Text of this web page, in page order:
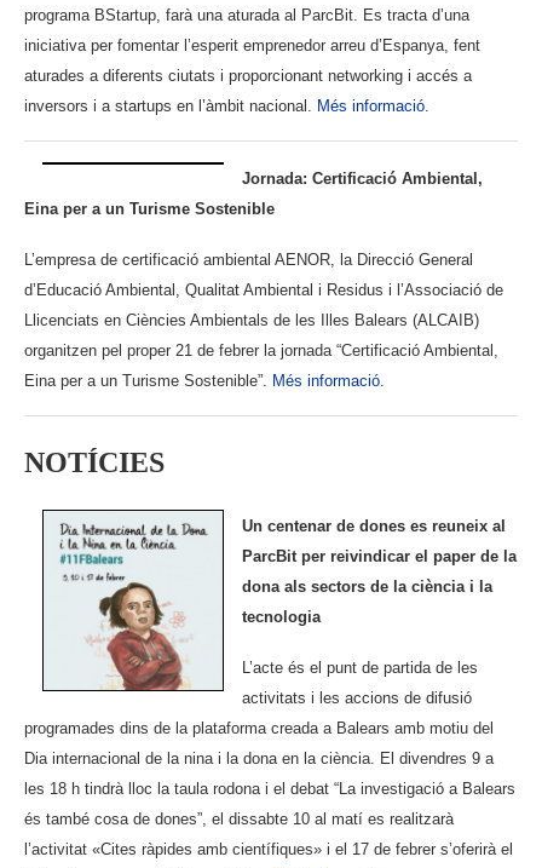
programa BStartup, farà una aturada al ParcBit. Es tracta d’una
iniciativa per fomentar l’esperit emprenedor arreu d’Espanya, fent
aturades a diferents ciutats i proporcionant networking i accés a
inversors i a startups en l’àmbit nacional. Més informació.
Jornada: Certificació Ambiental,
Eina per a un Turisme Sostenible
L’empresa de certificació ambiental AENOR, la Direcció General
d’Educació Ambiental, Qualitat Ambiental i Residus i l’Associació de
Llicenciats en Ciències Ambientals de les Illes Balears (ALCAIB)
organitzen pel proper 21 de febrer la jornada “Certificació Ambiental,
Eina per a un Turisme Sostenible”. Més informació.
NOTÍCIES
Un centenar de dones es reuneix al
ParcBit per reivindicar el paper de la
dona als sectors de la ciència i la
tecnologia
L’acte és el punt de partida de les
activitats i les accions de difusió
programades dins de la plataforma creada a Balears amb motiu del
Dia internacional de la nina i la dona en la ciència. El divendres 9 a
les 18 h tindrà lloc la taula rodona i el debat “La investigació a Balears
és també cosa de dones”, el dissabte 10 al matí es realitzarà
l’activitat «Cites ràpides amb científiques» i el 17 de febrer s’oferirà el